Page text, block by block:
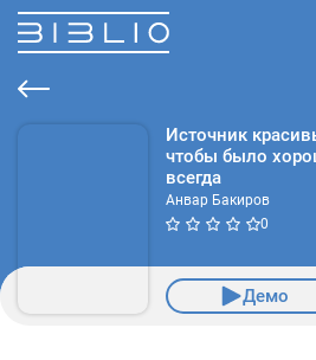
Источник
чтобы было
всегда
Анвар Бакиров
0
Демо